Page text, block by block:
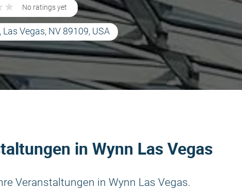
★
★ No ratings yet
Vegas, NV 89109, USA
in Wynn Las Vegas
Veranstaltungen in Wynn Las Vegas.